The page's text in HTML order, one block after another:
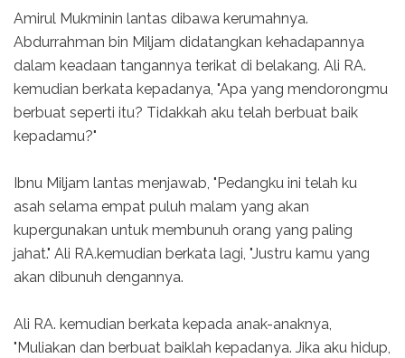
Amirul Mukminin lantas dibawa kerumahnya.
Abdurrahman bin Miljam didatangkan kehadapannya
dalam keadaan tangannya terikat di belakang. Ali RA.
kemudian berkata kepadanya, "Apa yang mendorongmu
berbuat seperti itu? Tidakkah aku telah berbuat baik
kepadamu?"
Ibnu Miljam lantas menjawab, "Pedangku ini telah ku
asah selama empat puluh malam yang akan
kupergunakan untuk membunuh orang yang paling
jahat." Ali RA.kemudian berkata lagi, "Justru kamu yang
akan dibunuh dengannya.
Ali RA. kemudian berkata kepada anak-anaknya,
"Muliakan dan berbuat baiklah kepadanya. Jika aku hidup,